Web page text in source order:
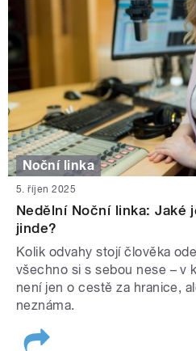
Noční linka
5. říjen 2025
Nedělní Noční linka: Jaké
jinde?
Kolik odvahy stojí člověka
všechno si s sebou nese – v
není jen o cestě za hranice,
neznáma.